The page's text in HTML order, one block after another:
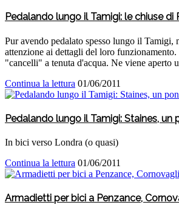
Pedalando lungo il Tamigi: le chiuse di
Pur avendo pedalato spesso lungo il Tamigi,
attenzione ai dettagli del loro
"cancelli" a tenuta d'acqua. Ne viene aperto
Continua la lettura 01/06/2011
Pedalando lungo il Tamigi: Staines, un
In bici verso Londra (o quasi)
Continua la lettura 01/06/2011
Armadietti per bici a Penzance,